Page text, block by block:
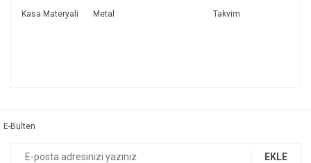
Kasa Materyali
Metal Takvim
E-Bülten
EKLE